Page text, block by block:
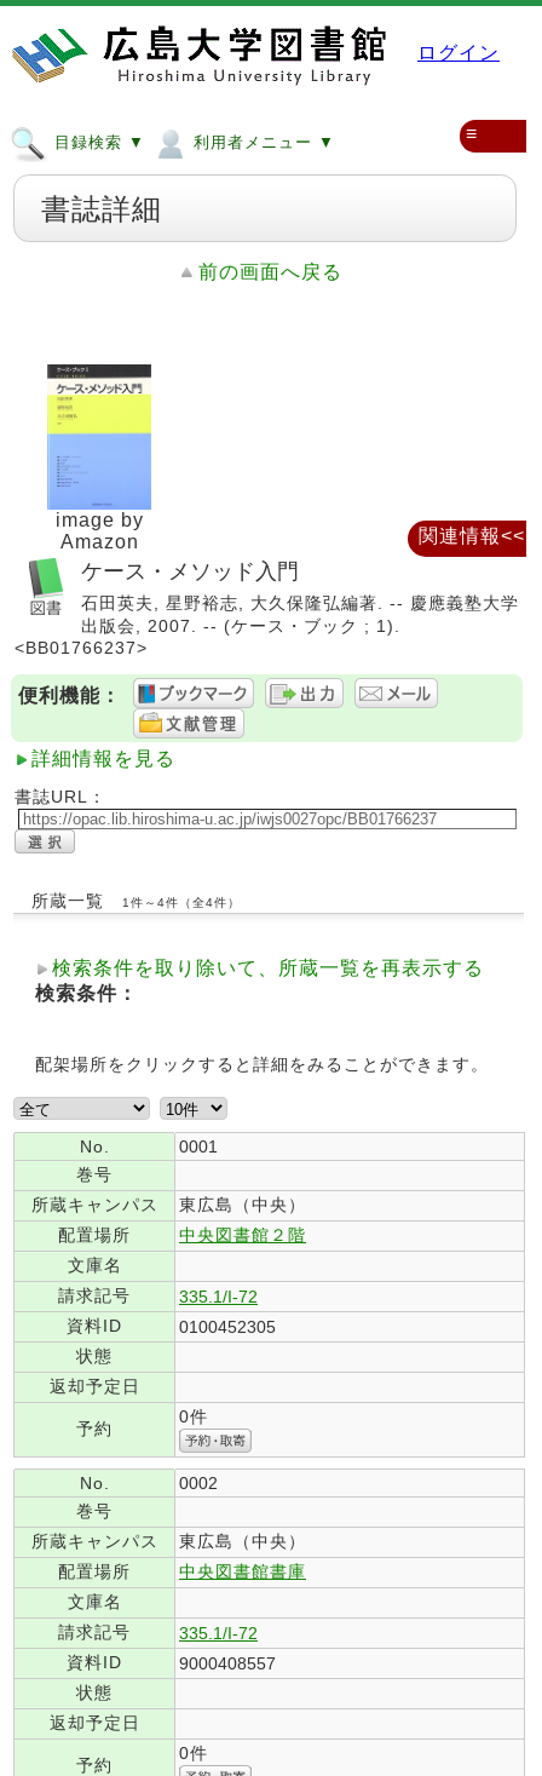
ログイン
目録検索 ▼ 利用者メニュー ▼ ≡
書誌詳細
前の画面へ戻る
image by
Amazon
ケース・メソッド入門
石田英夫, 星野裕志, 大久保隆弘編著. -- 慶應義塾大学
出版会, 2007. -- (ケース・ブック ; 1).
<BB01766237>
便利機能：
詳細情報を見る
書誌URL：
所蔵一覧 1件～4件（全4件）
検索条件を取り除いて、所蔵一覧を再表示する
検索条件：
配架場所をクリックすると詳細をみることができます。
No.
0001
巻号
所蔵キャンパス
東広島（中央）
配置場所
中央図書館２階
文庫名
請求記号
335.1/I-72
資料ID
0100452305
状態
返却予定日
予約
0件
No.
0002
巻号
所蔵キャンパス
東広島（中央）
配置場所
中央図書館書庫
文庫名
請求記号
335.1/I-72
資料ID
9000408557
状態
返却予定日
予約
0件
関連情報<<